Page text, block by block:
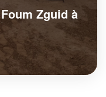
Zguid à